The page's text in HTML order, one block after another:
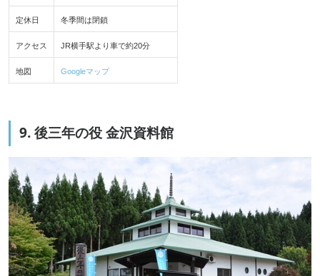
定休日 冬季間は閉鎖
アクセス JR横手駅より車で約20分
地図 Googleマップ
9. 後三年の役 金沢資料館